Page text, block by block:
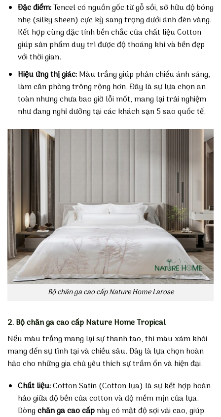
Đặc điểm:Tencel có nguồn gốc từ gỗ sồi, sở hữu độ bóng
nhẹ (silky sheen) cực kỳ sang trọng dưới ánh đèn vàng.
Kết hợp cùng đặc tính bền chắc của chất liệu Cotton
giúp sản phẩm duy trì được độ thoáng khí và bền đẹp
với thời gian.
Hiệu ứng thị giác:Màu trắng giúp phản chiếu ánh sáng,
làm căn phòng trông rộng hơn. Đây là sự lựa chọn an
toàn nhưng chưa bao giờ lỗi mốt, mang lại trải nghiệm
như đang nghỉ dưỡng tại các khách sạn 5 sao quốc tế.
Bộ chăn ga cao cấp Nature Home Larose
2. Bộ chăn ga cao cấp Nature Home Tropical
Nếu màu trắng mang lại sự thanh tao, thì màu xám khói
mang đến sự tĩnh tại và chiều sâu. Đây là lựa chọn hoàn
hảo cho những gia chủ yêu thích sự trầm ổn và hiện đại.
Chất liệu:Cotton Satin (Cotton lụa) là sự kết hợp hoàn
hảo giữa độ bền của cotton và độ mềm mịn của lụa.
Dòngchăn ga cao cấpnày có mật độ sợi vải cao, giúp